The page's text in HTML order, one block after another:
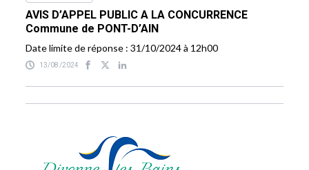
AVIS D’APPEL PUBLIC A LA CONCURRENCE
Commune de PONT-D’AIN
Date limite de réponse : 31/10/2024 à 12h00
13/08/2024